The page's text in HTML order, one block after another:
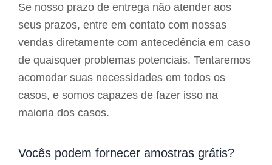
Se nosso prazo de entrega não atender aos
seus prazos, entre em contato com nossas
vendas diretamente com antecedência em caso
de quaisquer problemas potenciais. Tentaremos
acomodar suas necessidades em todos os
casos, e somos capazes de fazer isso na
maioria dos casos.
Vocês podem fornecer amostras grátis?